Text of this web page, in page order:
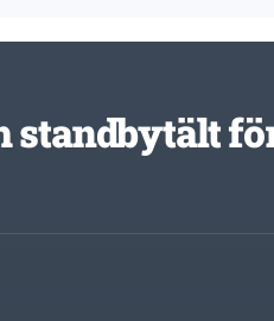
standbytält